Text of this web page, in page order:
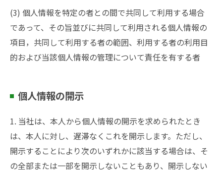
(3) 個人情報を特定の者との間で共同して利用する場合
であって、その旨並びに共同して利用される個人情報の
項目，共同して利用する者の範囲、利用する者の利用目
的および当該個人情報の管理について責任を有する者
個人情報の開示
1. 当社は、本人から個人情報の開示を求められたとき
は、本人に対し、遅滞なくこれを開示します。ただし、
開示することにより次のいずれかに該当する場合は、そ
の全部または一部を開示しないこともあり、開示しない